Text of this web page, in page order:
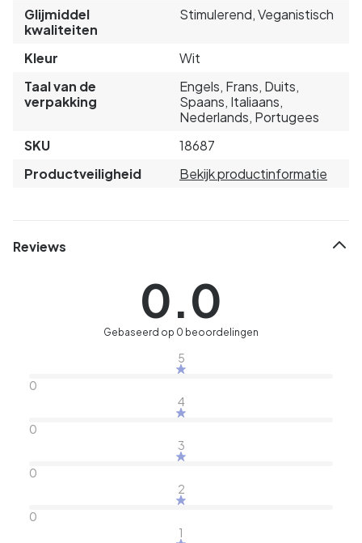
Glijmiddel
kwaliteiten
Stimulerend, Veganistisch
Kleur
Wit
Taal van de
verpakking
Engels, Frans, Duits,
Spaans, Italiaans,
Nederlands, Portugees
SKU
18687
Productveiligheid
Bekijk productinformatie
Reviews
0.0
Gebaseerd op 0 beoordelingen
5
0
4
0
3
0
2
0
1